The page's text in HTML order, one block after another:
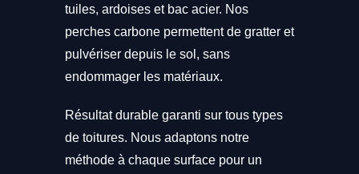
tuiles, ardoises et bac acier. Nos
perches carbone permettent de gratter et
pulvériser depuis le sol, sans
endommager les matériaux.
Résultat durable garanti sur tous types
de toitures. Nous adaptons notre
méthode à chaque surface pour un